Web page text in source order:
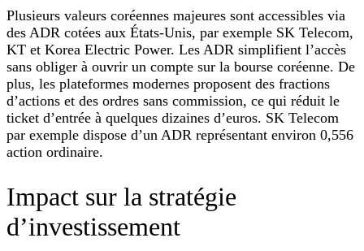
Plusieurs valeurs coréennes majeures sont accessibles via
des ADR cotées aux États‑Unis, par exemple SK Telecom,
KT et Korea Electric Power. Les ADR simplifient l’accès
sans obliger à ouvrir un compte sur la bourse coréenne. De
plus, les plateformes modernes proposent des fractions
d’actions et des ordres sans commission, ce qui réduit le
ticket d’entrée à quelques dizaines d’euros. SK Telecom
par exemple dispose d’un ADR représentant environ 0,556
action ordinaire.
Impact sur la stratégie
d’investissement